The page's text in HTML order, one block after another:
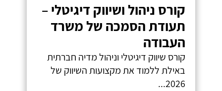
קורס ניהול ושיווק דיגיטלי –
תעודת הסמכה של משרד
העבודה
קורס שיווק דיגיטלי וניהול מדיה חברתית
באילת ללמוד את מקצועות השיווק של
2026...